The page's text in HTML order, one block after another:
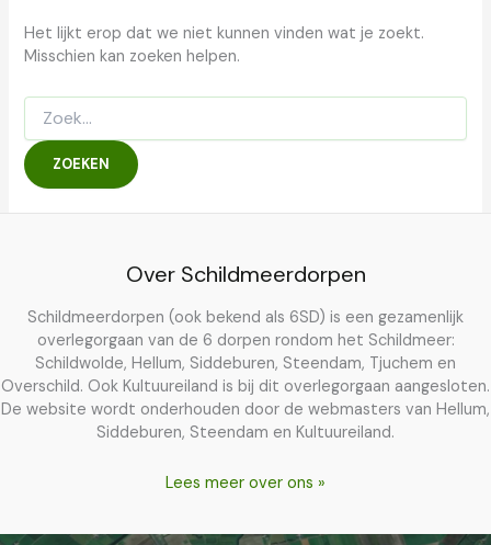
Het lijkt erop dat we niet kunnen vinden wat je zoekt.
Misschien kan zoeken helpen.
Zoek
naar:
Over Schildmeerdorpen
Schildmeerdorpen (ook bekend als 6SD) is een gezamenlijk
overlegorgaan van de 6 dorpen rondom het Schildmeer:
Schildwolde, Hellum, Siddeburen, Steendam, Tjuchem en
Overschild. Ook Kultuureiland is bij dit overlegorgaan aangesloten.
De website wordt onderhouden door de webmasters van Hellum,
Siddeburen, Steendam en Kultuureiland.
Lees meer over ons »